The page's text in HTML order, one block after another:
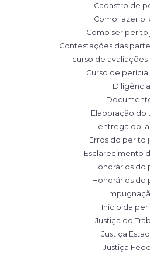
Cadastro de
Como fazer o
Como ser perito
Contestações das
curso de avaliações
Curso de perícia
Diligência
Elaboração do
entrega do
Erros do perito
Esclarecimento
Honorários do
Honorários do
Inicio da
Justiça do
Justiça
Justiça